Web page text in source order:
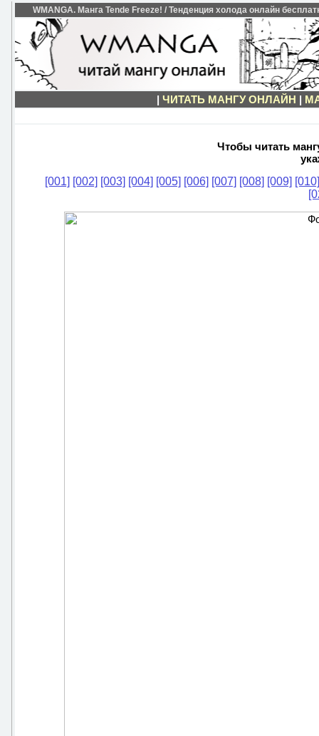
WMANGA. Манга Tende Freeze! / Тенденция холода онлайн
| ЧИТАТЬ МАНГУ ОНЛАЙН |
Чтобы читать
[001] [002] [003] [004] [005] [006] [007] [008] [009] [010]